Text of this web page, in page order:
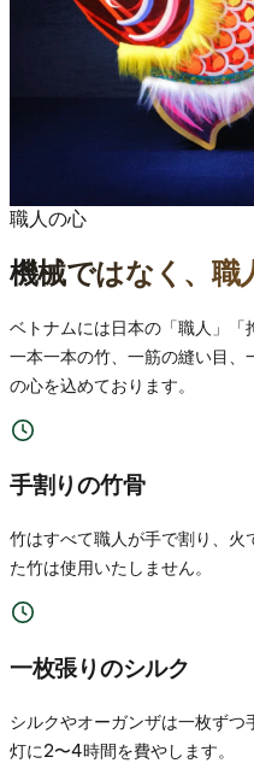
職人の心
機械ではなく、職
ベトナムには日本の「職人」「
一本一本の竹、一筋の縫い目
の心を込めております。
手割りの竹骨
竹はすべて職人が手で割り、
た竹は使用いたしません。
一枚張りのシルク
シルクやオーガンザは一枚ず
灯に2〜4時間を費やします。